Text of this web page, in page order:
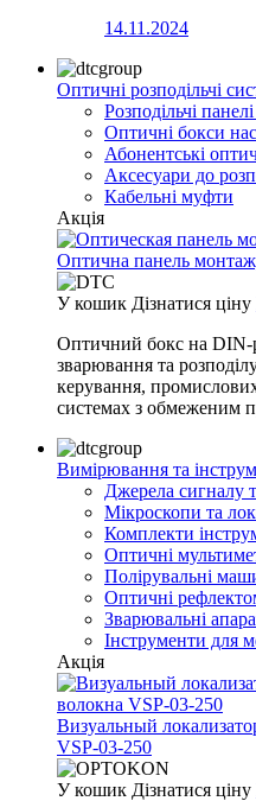
14.11.2024
Оптичні розподільчі
Розподільчі
Оптичні бокси
Абонентські
Аксесуари до
Кабельні муфти
Акція
Оптична панель
У кошик Дізнатися ціну
Оптичний бокс на DIN-
зварювання та
керування,
системах з обмеженим
Вимірювання та
Джерела сигналу
Мікроскопи та
Комплекти
Оптичні
Полірувальні
Оптичні
Зварювальні
Інструменти для
Акція
Визуальный
VSP-03-250
У кошик Дізнатися ціну